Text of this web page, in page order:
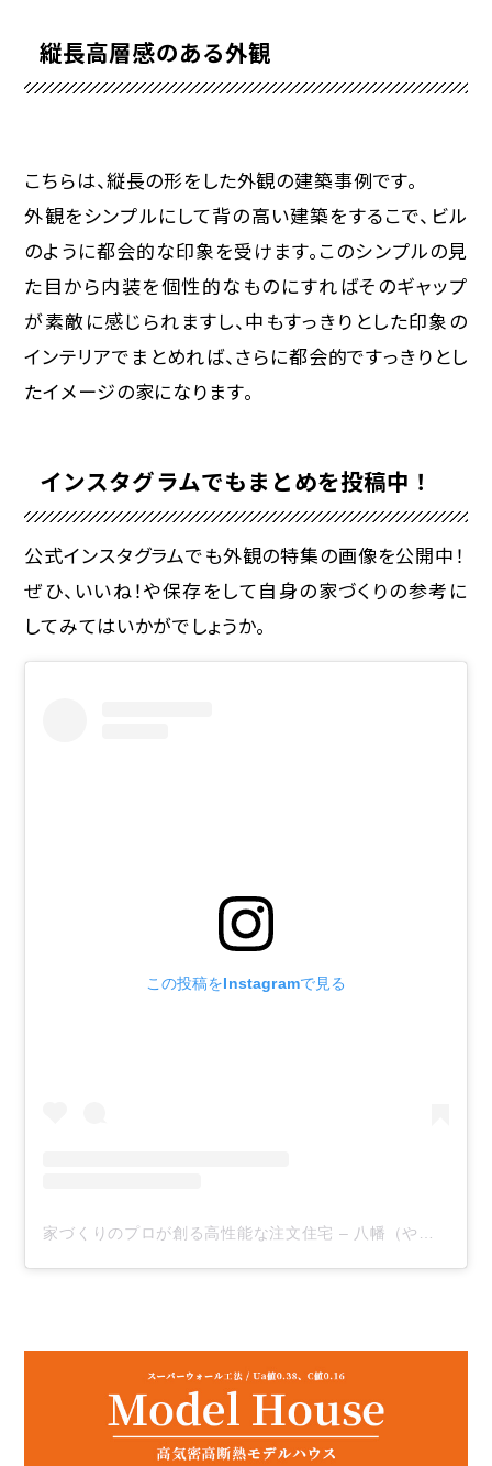
縦長高層感のある外観
こちらは、縦長の形をした外観の建築事例です。
外観をシンプルにして背の高い建築をするこで、ビル
のように都会的な印象を受けます。このシンプルの見
た目から内装を個性的なものにすればそのギャップ
が素敵に感じられますし、中もすっきりとした印象の
インテリアでまとめれば、さらに都会的ですっきりとし
たイメージの家になります。
インスタグラムでもまとめを投稿中！
公式インスタグラムでも外観の特集の画像を公開中！
ぜひ、いいね！や保存をして自身の家づくりの参考に
してみてはいかがでしょうか。
この投稿をInstagramで見る